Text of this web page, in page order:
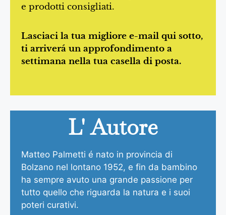
e prodotti consigliati.
Lasciaci la tua migliore e-mail qui sotto,
ti arriverá un approfondimento a
settimana nella tua casella di posta.
L' Autore
Matteo Palmetti é nato in provincia di
Bolzano nel lontano 1952, e fin da bambino
ha sempre avuto una grande passione per
tutto quello che riguarda la natura e i suoi
poteri curativi.